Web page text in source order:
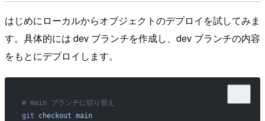
はじめにローカルからオブジェクトのデプロイを試してみま
す。具体的には dev ブランチを作成し、dev ブランチの内容
をもとにデプロイします。
# main ブランチに切り替え
git checkout main